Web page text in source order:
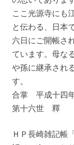
ここ光源寺にも
と伝わる、日本
六日にご開帳さ
ています。母な
や孫に継承され
す。
合掌 平成十四
第十六世 釋
ＨＰ長崎雑記帳